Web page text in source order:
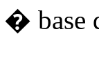
� base